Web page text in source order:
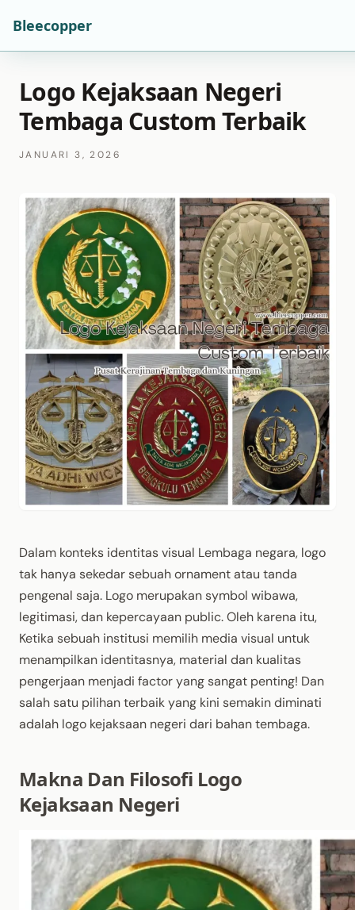
Bleecopper
Logo Kejaksaan Negeri
Tembaga Custom Terbaik
JANUARI 3, 2026
Dalam konteks identitas visual Lembaga negara, logo
tak hanya sekedar sebuah ornament atau tanda
pengenal saja. Logo merupakan symbol wibawa,
legitimasi, dan kepercayaan public. Oleh karena itu,
Ketika sebuah institusi memilih media visual untuk
menampilkan identitasnya, material dan kualitas
pengerjaan menjadi factor yang sangat penting! Dan
salah satu pilihan terbaik yang kini semakin diminati
adalah logo kejaksaan negeri dari bahan tembaga.
Makna Dan Filosofi Logo
Kejaksaan Negeri